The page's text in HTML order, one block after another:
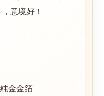
意境好！
金金箔